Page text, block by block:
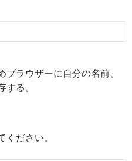
ラウザーに自分の名前、
する。
ください。